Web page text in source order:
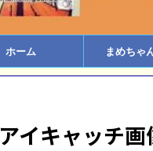
ホーム まめちゃ
アイキャッチ画